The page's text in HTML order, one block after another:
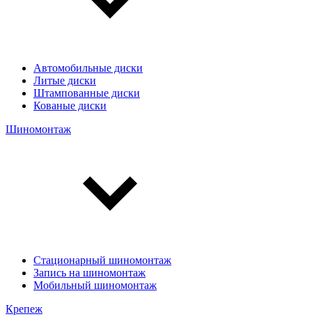
Автомобильные диски
Литые диски
Штампованные диски
Кованые диски
Шиномонтаж
Стационарный шиномонтаж
Запись на шиномонтаж
Мобильный шиномонтаж
Крепеж